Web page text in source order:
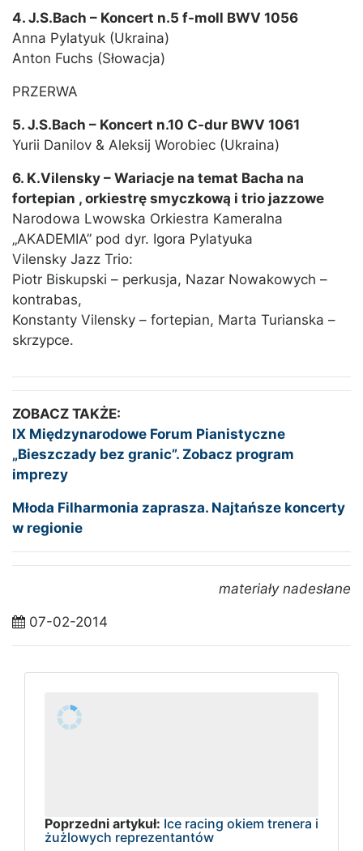
4. J.S.Bach – Koncert n.5 f-moll BWV 1056
Anna Pylatyuk (Ukraina)
Anton Fuchs (Słowacja)
PRZERWA
5. J.S.Bach – Koncert n.10 C-dur BWV 1061
Yurii Danilov & Aleksij Worobiec (Ukraina)
6. K.Vilensky – Wariacje na temat Bacha na
fortepian , orkiestrę smyczkową i trio jazzowe
Narodowa Lwowska Orkiestra Kameralna
„AKADEMIA” pod dyr. Igora Pylatyuka
Vilensky Jazz Trio:
Piotr Biskupski – perkusja, Nazar Nowakowych –
kontrabas,
Konstanty Vilensky – fortepian, Marta Turianska –
skrzypce.
ZOBACZ TAKŻE:
IX Międzynarodowe Forum Pianistyczne
„Bieszczady bez granic”. Zobacz program
imprezy
Młoda Filharmonia zaprasza. Najtańsze koncerty
w regionie
materiały nadesłane
07-02-2014
Poprzedni artykuł: Ice racing okiem trenera i
żużlowych reprezentantów